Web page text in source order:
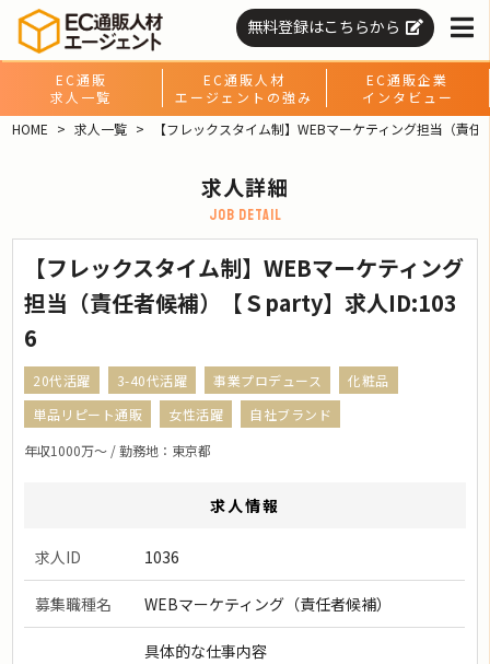
無料登録はこちらから
EC通販
求人一覧
EC通販人材
エージェントの強み
EC通販企業
インタビュー
HOME
求人一覧 【フレックスタイム制】WEBマーケティング担当（責任
求人詳細
job detail
【フレックスタイム制】WEBマーケティング
担当（責任者候補）【Ｓparty】求人ID:103
6
20代活躍 3-40代活躍 事業プロデュース
化粧品
単品リピート通販
女性活躍
自社ブランド
年収1000万〜 / 勤務地：東京都
求人情報
求人ID 1036
募集職種名 WEBマーケティング（責任者候補）
具体的な仕事内容